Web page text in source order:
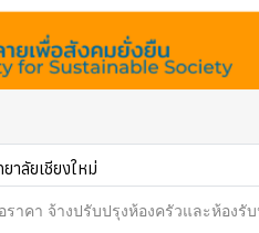
าลัยเชียงใหม่
ราคา จ้างปรับปรุงห้องครัวและห้อง